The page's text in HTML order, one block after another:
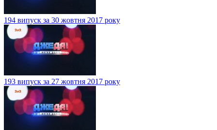
194 випуск за 30 жовтня 2017 року
193 випуск за 27 жовтня 2017 року